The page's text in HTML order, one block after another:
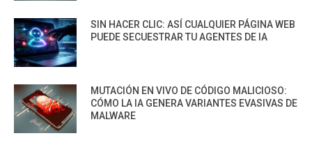
SIN HACER CLIC: ASÍ CUALQUIER PÁGINA WEB
PUEDE SECUESTRAR TU AGENTES DE IA
MUTACIÓN EN VIVO DE CÓDIGO MALICIOSO:
CÓMO LA IA GENERA VARIANTES EVASIVAS DE
MALWARE